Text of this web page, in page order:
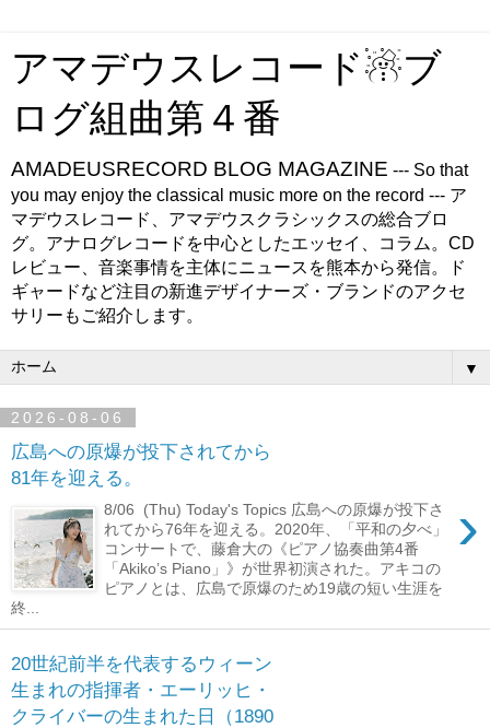
アマデウスレコード☃ブ
ログ組曲第４番
AMADEUSRECORD BLOG MAGAZINE --- So that
you may enjoy the classical music more on the record --- ア
マデウスレコード、アマデウスクラシックスの総合ブロ
グ。アナログレコードを中心としたエッセイ、コラム。CD
レビュー、音楽事情を主体にニュースを熊本から発信。ド
ギャードなど注目の新進デザイナーズ・ブランドのアクセ
サリーもご紹介します。
▼
2026-08-06
広島への原爆が投下されてから
81年を迎える。
›
8/06 (Thu) Today's Topics 広島への原爆が投下さ
れてから76年を迎える。2020年、「平和の夕べ」
コンサートで、藤倉大の《ピアノ協奏曲第4番
「Akiko’s Piano」》が世界初演された。アキコの
ピアノとは、広島で原爆のため19歳の短い生涯を
終...
20世紀前半を代表するウィーン
生まれの指揮者・エーリッヒ・
クライバーの生まれた日（1890